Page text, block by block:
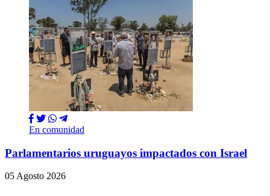
En comunidad
Parlamentarios uruguayos impactados con Israel
05 Agosto 2026